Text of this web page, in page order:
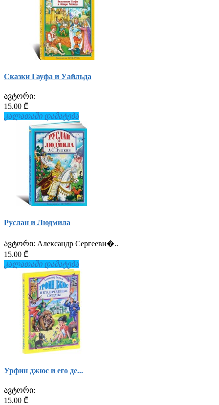
Сказки Гауфа и Уайльда
ავტორი:
15.00 ₾
კალათაში დამატება
Руслан и Людмила
ავტორი: Александр Сергееви�..
15.00 ₾
კალათაში დამატება
Урфин джюс и его де...
ავტორი:
15.00 ₾